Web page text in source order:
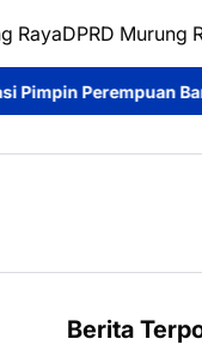
RayaDPRD Murung
Kalteng Periode
Berita